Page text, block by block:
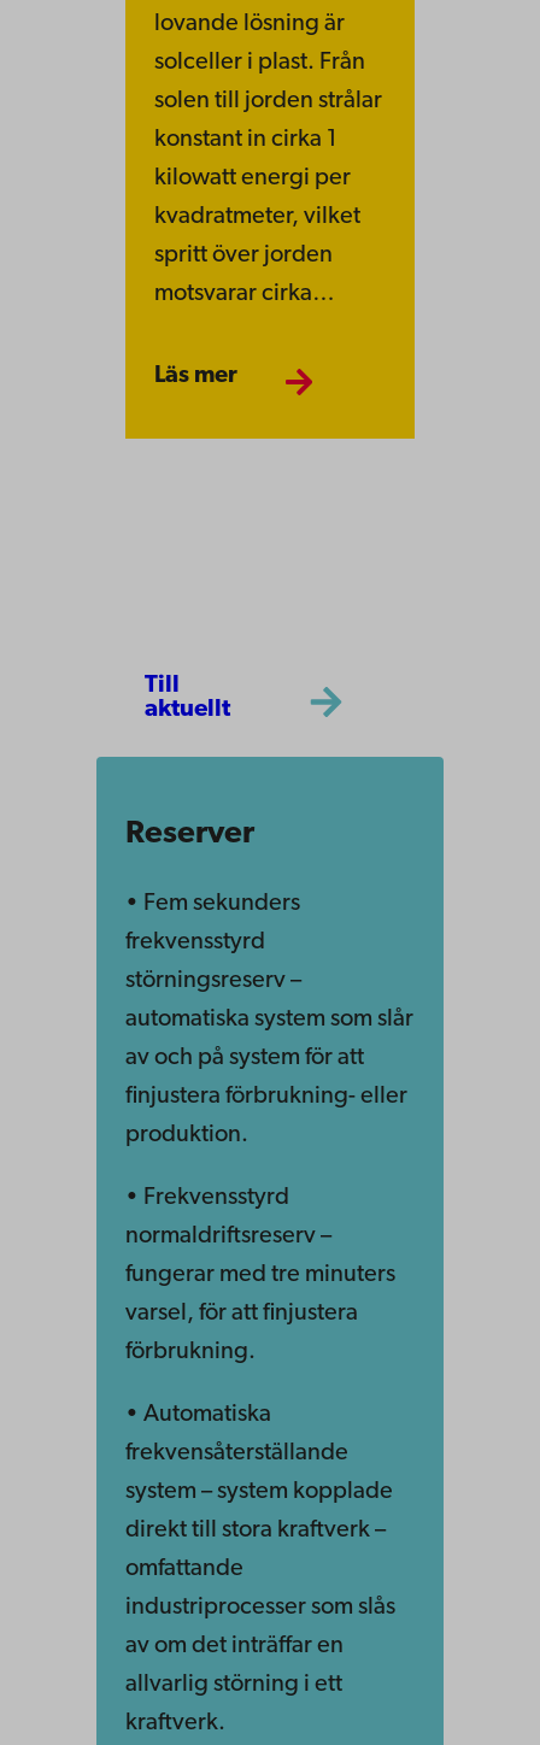
lovande lösning är
solceller i plast. Från
solen till jorden strålar
konstant in cirka 1
kilowatt energi per
kvadratmeter, vilket
spritt över jorden
motsvarar cirka…
Läs mer
Till
aktuellt
Reserver
• Fem sekunders
frekvensstyrd
störningsreserv –
automatiska system som slår
av och på system för att
finjustera förbrukning- eller
produktion.
• Frekvensstyrd
normaldriftsreserv –
fungerar med tre minuters
varsel, för att finjustera
förbrukning.
• Automatiska
frekvensåterställande
system – system kopplade
direkt till stora kraftverk –
omfattande
industriprocesser som slås
av om det inträffar en
allvarlig störning i ett
kraftverk.